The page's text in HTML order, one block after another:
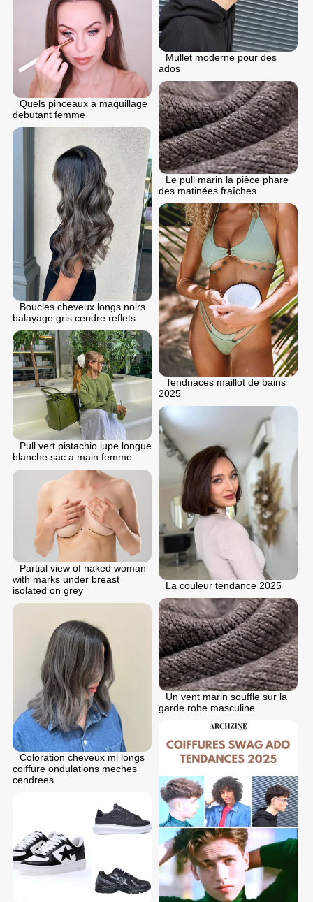
Mullet moderne pour des
ados
Quels pinceaux a maquillage
debutant femme
Le pull marin la pièce phare
des matinées fraîches
Boucles cheveux longs noirs
balayage gris cendre reflets
Tendnaces maillot de bains
2025
Pull vert pistachio jupe longue
blanche sac a main femme
La couleur tendance 2025
Partial view of naked woman
with marks under breast
isolated on grey
Un vent marin souffle sur la
garde robe masculine
Coloration cheveux mi longs
coiffure ondulations meches
cendrees